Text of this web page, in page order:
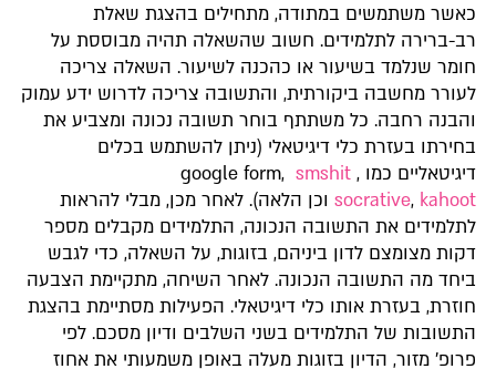
כאשר משתמשים במתודה, מתחילים בהצגת שאלת
רב-ברירה לתלמידים. חשוב שהשאלה תהיה מבוססת על
חומר שנלמד בשיעור או כהכנה לשיעור. השאלה צריכה
לעורר מחשבה ביקורתית, והתשובה צריכה לדרוש ידע עמוק
והבנה רחבה. כל משתתף בוחר תשובה נכונה ומצביע את
בחירתו בעזרת כלי דיגיטאלי (ניתן להשתמש בכלים
דיגיטאליים כמו google form,
smshit ,
socrative, kahoot
וכן הלאה). לאחר מכן, מבלי להראות
לתלמידים את התשובה הנכונה, התלמידים מקבלים מספר
דקות מצומצם לדון ביניהם, בזוגות, על השאלה, כדי לגבש
ביחד מה התשובה הנכונה. לאחר השיחה, מתקיימת הצבעה
חוזרת, בעזרת אותו כלי דיגיטאלי. הפעילות מסתיימת בהצגת
התשובות של התלמידים בשני השלבים ודיון מסכם. לפי
פרופ' מזור, הדיון בזוגות מעלה באופן משמעותי את אחוז